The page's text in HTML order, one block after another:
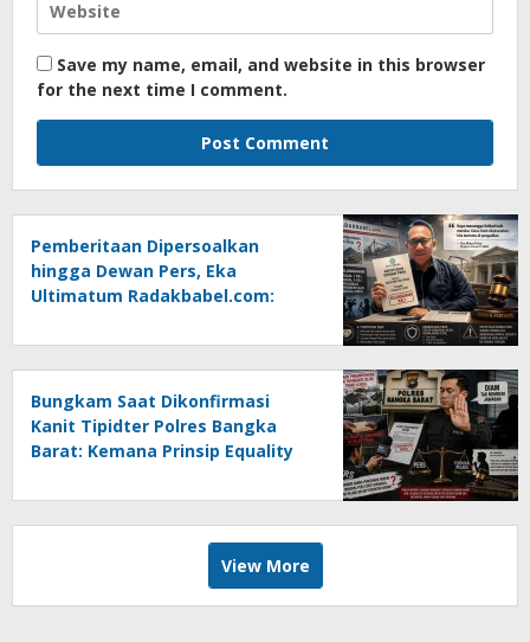
Save my name, email, and website in this browser
for the next time I comment.
Pemberitaan Dipersoalkan
hingga Dewan Pers, Eka
Ultimatum Radakbabel.com:
Tempuh Jalur Hukum
Bungkam Saat Dikonfirmasi
Kanit Tipidter Polres Bangka
Barat: Kemana Prinsip Equality
View More